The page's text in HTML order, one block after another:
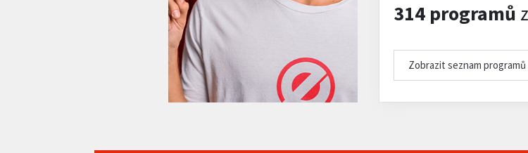
314 programů
Zobrazit seznam programů